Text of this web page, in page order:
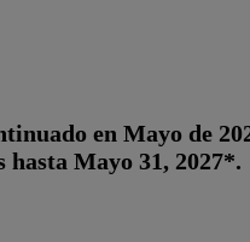
en Mayo de
Mayo 31, 2027*.